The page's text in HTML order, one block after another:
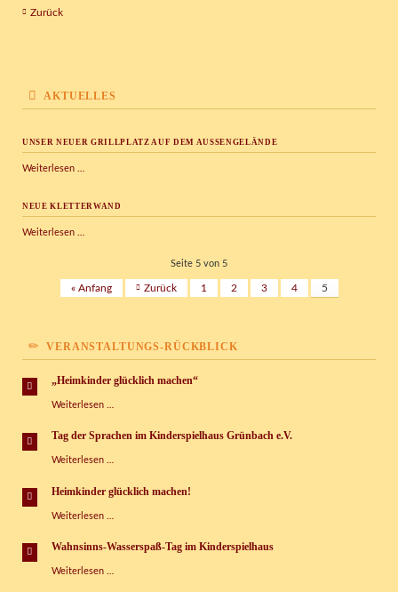
Zurück
AKTUELLES
UNSER NEUER GRILLPLATZ AUF DEM AUSSENGELÄNDE
Weiterlesen …
auf
Außengelände
NEUE KLETTERWAND
Weiterlesen …
Seite 5 von 5
« Anfang Zurück 1 2 3 4 5
VERANSTALTUNGS-RÜCKBLICK
„Heimkinder glücklich machen“
Weiterlesen …
machen“
Tag der Sprachen im Kinderspielhaus Grünbach e.V.
Weiterlesen …
Sprachen
Kinderspielhaus
e.V.
Heimkinder glücklich machen!
Weiterlesen …
machen!
Wahnsinns-Wasserspaß-Tag im Kinderspielhaus
Weiterlesen …